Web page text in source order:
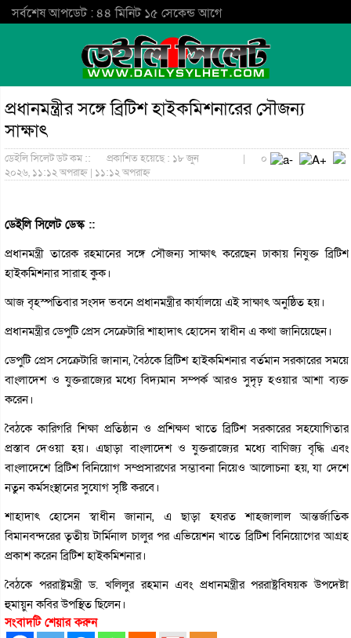
সর্বশেষ আপডেট : ৪৪ মিনিট ১৫ সেকেন্ড আগে
প্রধানমন্ত্রীর সঙ্গে ব্রিটিশ হাইকমিশনারের সৌজন্য
সাক্ষাৎ
ডেইলি সিলেট ডট কম ::
প্রকাশিত হয়েছে : ১৮ জুন
২০২৬, ১১:১২ অপরাহ্ন | ১১:১২ অপরাহ্ন
| ০
ডেইলি সিলেট ডেস্ক ::
প্রধানমন্ত্রী তারেক রহমানের সঙ্গে সৌজন্য সাক্ষাৎ করেছেন ঢাকায় নিযুক্ত ব্রিটিশ
হাইকমিশনার সারাহ কুক।
আজ বৃহস্পতিবার সংসদ ভবনে প্রধানমন্ত্রীর কার্যালয়ে এই সাক্ষাৎ অনুষ্ঠিত হয়।
প্রধানমন্ত্রীর ডেপুটি প্রেস সেক্রেটারি শাহাদাৎ হোসেন স্বাধীন এ কথা জানিয়েছেন।
ডেপুটি প্রেস সেক্রেটারি জানান, বৈঠকে ব্রিটিশ হাইকমিশনার বর্তমান সরকারের সময়ে
বাংলাদেশ ও যুক্তরাজ্যের মধ্যে বিদ্যমান সম্পর্ক আরও সুদৃঢ় হওয়ার আশা ব্যক্ত
করেন।
বৈঠকে কারিগরি শিক্ষা প্রতিষ্ঠান ও প্রশিক্ষণ খাতে ব্রিটিশ সরকারের সহযোগিতার
প্রস্তাব দেওয়া হয়। এছাড়া বাংলাদেশ ও যুক্তরাজ্যের মধ্যে বাণিজ্য বৃদ্ধি এবং
বাংলাদেশে ব্রিটিশ বিনিয়োগ সম্প্রসারণের সম্ভাবনা নিয়েও আলোচনা হয়, যা দেশে
নতুন কর্মসংস্থানের সুযোগ সৃষ্টি করবে।
শাহাদাৎ হোসেন স্বাধীন জানান, এ ছাড়া হযরত শাহজালাল আন্তর্জাতিক
বিমানবন্দরের তৃতীয় টার্মিনাল চালুর পর এভিয়েশন খাতে ব্রিটিশ বিনিয়োগের আগ্রহ
প্রকাশ করেন ব্রিটিশ হাইকমিশনার।
বৈঠকে পররাষ্ট্রমন্ত্রী ড. খলিলুর রহমান এবং প্রধানমন্ত্রীর পররাষ্ট্রবিষয়ক উপদেষ্টা
হুমায়ুন কবির উপস্থিত ছিলেন।
সংবাদটি শেয়ার করুন